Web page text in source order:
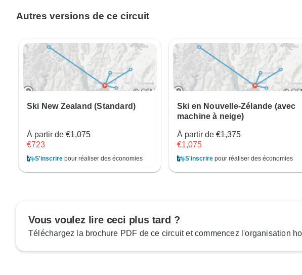
Autres versions de ce circuit
Ski New Zealand (Standard)
À partir de €1,075
€723
S'inscrire pour réaliser des économies
Ski en Nouvelle-Zélande (avec
machine à neige)
À partir de€1,375
€1,075
S'inscrirepour réaliser des économies
Vous voulez lire ceci plus tard ?
Téléchargez la brochure PDF de ce circuit et commencez l'organisation